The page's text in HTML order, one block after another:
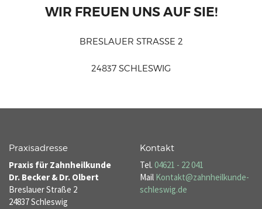
WIR FREUEN UNS AUF SIE!
BRESLAUER STRASSE 2
24837 SCHLESWIG
Praxisadresse
Praxis für Zahnheilkunde
Dr. Becker & Dr. Olbert
Breslauer Straße 2
24837 Schleswig
Kontakt
Tel. 04621 - 22 041
Mail Kontakt@zahnheilkunde-
schleswig.de